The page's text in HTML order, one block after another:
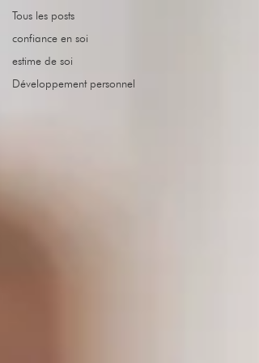
Tous les posts
confiance en soi
estime de soi
Développement personnel